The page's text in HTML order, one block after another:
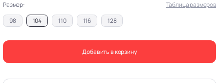
Размер:
Таблица размеров
98
104 110 116 128
Добавить в корзину